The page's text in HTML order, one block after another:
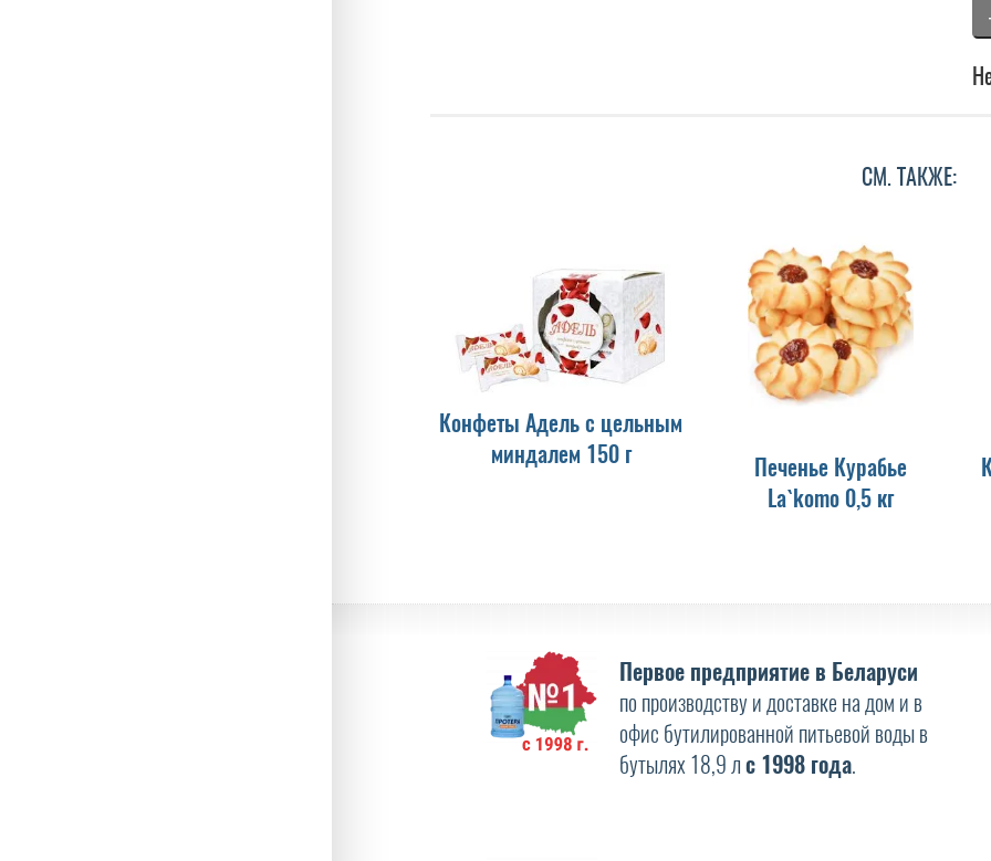
СМ. ТАКЖЕ:
Конфеты Адель с цельным
миндалем 150 г
Печенье Курабье
La`komo 0,5 кг
Первое предприятие в Беларуси
по производству и доставке на дом и в
офис бутилированной питьевой воды в
бутылях 18,9 лс 1998 года.